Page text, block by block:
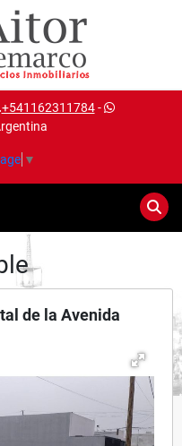
+541162311784-
▼
de la Avenida